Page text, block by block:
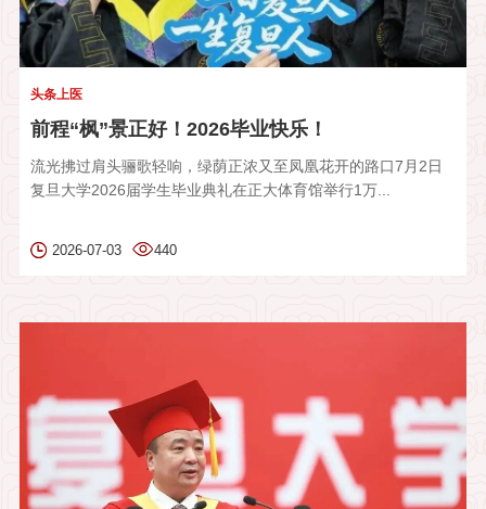
头条上医
前程“枫”景正好！2026毕业快乐！
流光拂过肩头骊歌轻响，绿荫正浓又至凤凰花开的路口7月2日
复旦大学2026届学生毕业典礼在正大体育馆举行1万...
2026-07-03 440